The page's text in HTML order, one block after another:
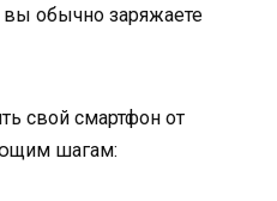
обычно заряжаете
свой смартфон от
шагам: